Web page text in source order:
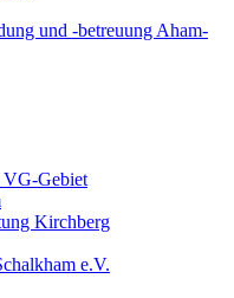
und -betreuung Aham-
VG-Gebiet
Kirchberg
e.V.